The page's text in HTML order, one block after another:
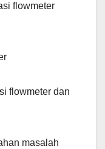
flowmeter
flowmeter dan
masalah